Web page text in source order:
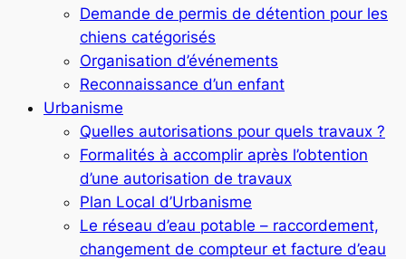
Demande de permis de détention pour les
chiens catégorisés
Organisation d’événements
Reconnaissance d’un enfant
Urbanisme
Quelles autorisations pour quels travaux ?
Formalités à accomplir après l’obtention
d’une autorisation de travaux
Plan Local d’Urbanisme
Le réseau d’eau potable – raccordement,
changement de compteur et facture d’eau